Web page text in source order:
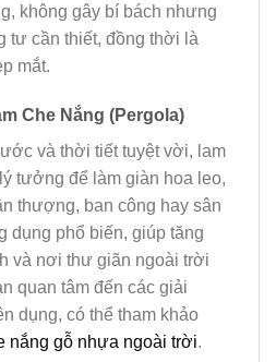
không gây bí bách nhưng
tư cần thiết, đồng thời là
mắt.
Che Nắng (Pergola)
và thời tiết tuyệt vời, lam
tưởng để làm giàn hoa leo,
thượng, ban công hay sân
dụng phổ biến, giúp tăng
và nơi thư giãn ngoài trời
quan tâm đến các giải
dụng, có thể tham khảo
nắng gỗ nhựa ngoài trời.